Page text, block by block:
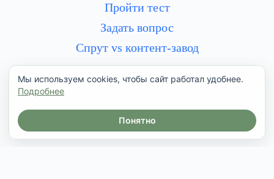
Пройти тест
Задать вопрос
Спрут vs контент-завод
Мы используем cookies, чтобы сайт работал удобнее.
Подробнее
Понятно